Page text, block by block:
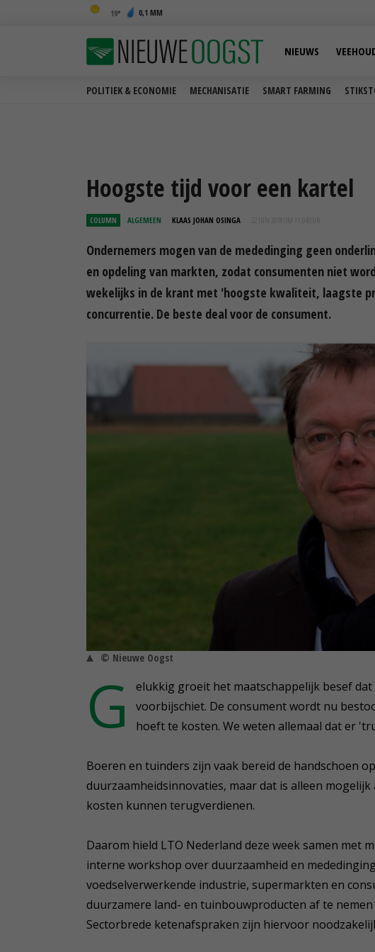
19 0,1 MM
POLITIEK & ECONOMIE MECHANISATIE SMART FARMING
NIEUWS
Hoogste tijd voor een kartel
COLUMN ALGEMEEN KLAAS JOHAN OSINGA 22 JUN 2018 OM 11:04
Ondernemers mogen van de mededinging geen
en opdeling van markten, zodat consumenten niet
wekelijks in de krant met 'hoogste kwaliteit, laagste
concurrentie. De beste deal voor de consument.
© Nieuwe Oogst
G
elukkig groeit het maatschappelijk besef
voorbijschiet. De consument wordt nu
hoeft te kosten. We weten allemaal dat er
Boeren en tuinders zijn vaak bereid de handschoen
duurzaamheidsinnovaties, maar dat is alleen
kosten kunnen terugverdienen.
Daarom hield LTO Nederland deze week samen met
interne workshop over duurzaamheid en
voedselverwerkende industrie, supermarkten en
duurzamere land- en tuinbouwproducten af te
Sectorbrede ketenafspraken zijn hiervoor